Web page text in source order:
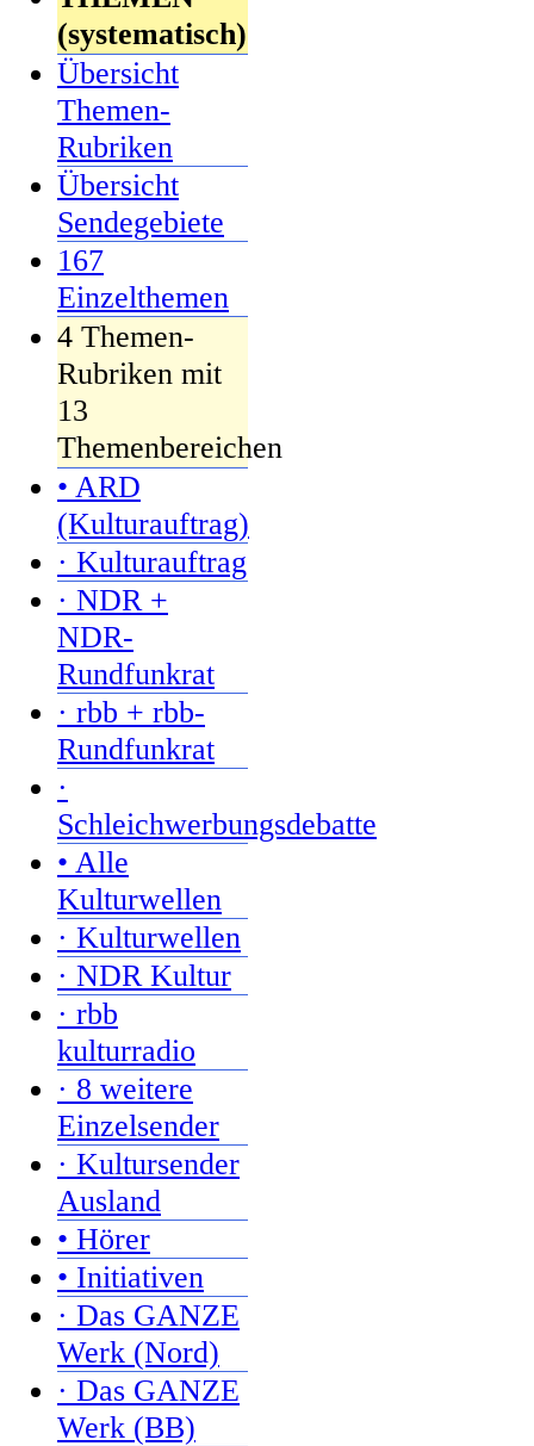
(systematisch)
Übersicht
Themen-
Rubriken
Übersicht
Sendegebiete
167
Einzelthemen
4 Themen-
Rubriken mit
13
Themenbereichen
• ARD
(Kulturauftrag)
· Kulturauftrag
· NDR +
NDR-
Rundfunkrat
· rbb + rbb-
Rundfunkrat
·
Schleichwerbungsdebatte
• Alle
Kulturwellen
· Kulturwellen
· NDR Kultur
· rbb
kulturradio
· 8 weitere
Einzelsender
· Kultursender
Ausland
• Hörer
• Initiativen
· Das GANZE
Werk (Nord)
· Das GANZE
Werk (BB)